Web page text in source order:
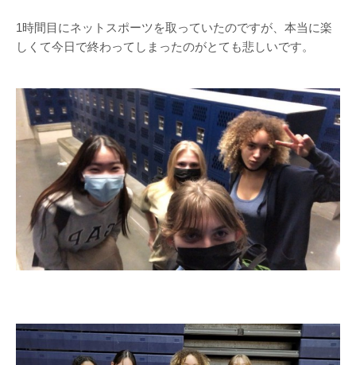
1時間目にネットスポーツを取っていたのですが、本当に楽
しくて今日で終わってしまったのがとても悲しいです。